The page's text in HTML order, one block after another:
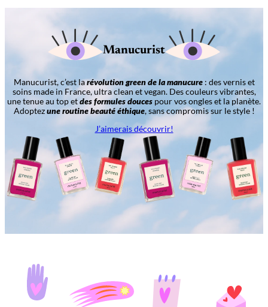
Manucurist
Manucurist, c’est larévolution green de la manucure: des vernis et
soins made in France, ultra clean et vegan. Des couleurs vibrantes,
une tenue au top etdes formules douces pour vos ongles et la planète.
Adoptezune routine beauté éthique, sans compromis sur le style !
J’aimerais découvrir!